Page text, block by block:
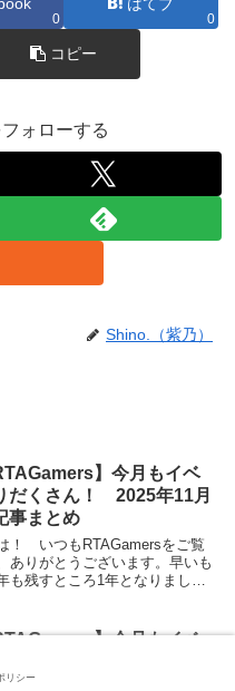
0 0
コピー
ォローする
Shino.（紫乃）
】今月もイベ
だくさん！ 2025年11月
事まとめ
！ いつもRTAGamersをご覧
ありがとうございます。早いも
も残すところ1年となりまし
。ぜひこちらもお楽しみくださ
】今月もイベ
だくさん！ 2025年7月
まとめ
リシー